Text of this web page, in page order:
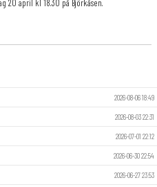
20 april kl 18.30 på Björkåsen.
2026-08-06 18:49
2026-08-03 22:31
2026-07-01 22:12
2026-06-30 22:54
2026-06-27 23:53